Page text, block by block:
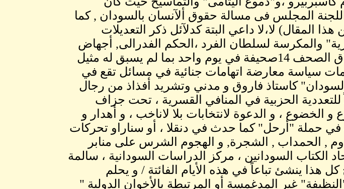
المجلس فى مسالة حقوق ألآنسان بالسودان , كما
المقال) لا،لا داعي البتة كدلآئل ذكر التعديلات
2005 "الجوهرية" والمكرسة لسلطان الفرد ،الحكم الفدرالى, أجهاض
الحوار حتى في آلية 7\7، اغلاق الصحف 14صحيفة في يوم واحد بما لم يسبق له مثيل
سياسة معارضة اتهامات جنائية في مسائل تقع في
كاستاذ فاروق و مدني وتشريد أفذاذ من رجال
للتعددية الحزبية في المنافي القسرية ، تحت جزاف
و الخضوع ، و الدعوة لانتخابات بلا لاناخب ، و أهدار و
حملة "أرحل" كما حدث في دنقلا ، أو سناراو تحركات
, الحمداب , الشجرة, و الهجوم الشرس على منابر
الكتاب السودانين ، مركز الدراسات السودانية ، سالمة
هذا ينشئ تباعاً في هذه الأيام الفائتة / و يحلم
غير المدغمسة أو المرتبطة بالأخوان الدولية "